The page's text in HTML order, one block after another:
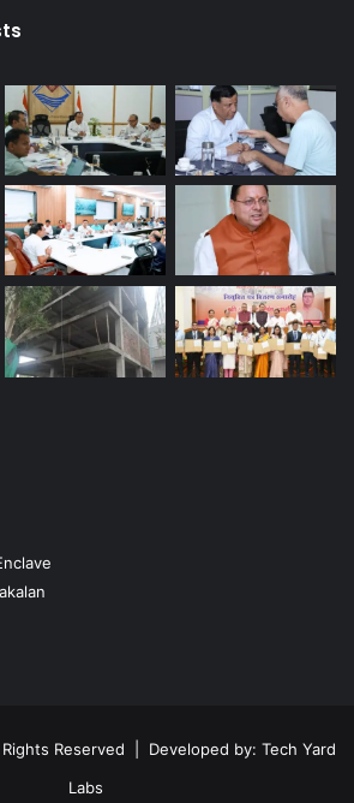
Reserved | Developed by: Tech Yard
Labs